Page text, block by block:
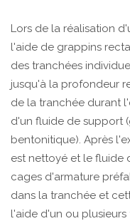
Lors de la réalisation
l'aide de grappins
des tranchées
jusqu'à la profondeur
de la tranchée durant
d'un fluide de support
bentonitique). Après
est nettoyé et le fluide
cages d'armature
dans la tranchée et
l'aide d'un ou